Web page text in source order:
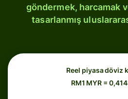
göndermek, harcamak
tasarlanmış
Reel piyasa döviz
RM1 MYR =